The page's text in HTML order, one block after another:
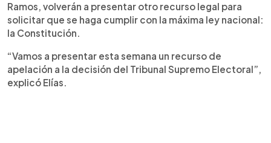
Ramos, volverán a presentar otro recurso legal para
solicitar que se haga cumplir con la máxima ley nacional:
la Constitución.
“Vamos a presentar esta semana un recurso de
apelación a la decisión del Tribunal Supremo Electoral”,
explicó Elías.